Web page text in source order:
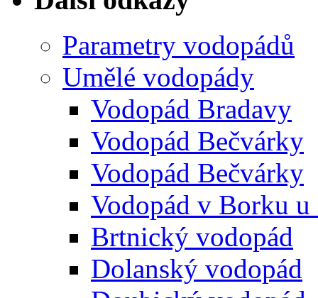
Parametry vodopádů
Umělé vodopády
Vodopád Bradavy
Vodopád Bečvárky
Vodopád Bečvárky
Vodopád v Borku u
Brtnický vodopád
Dolanský vodopád